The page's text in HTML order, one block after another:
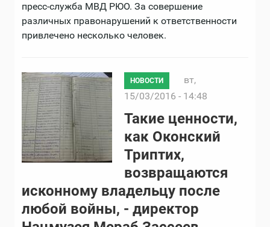
пресс-служба МВД РЮО. За совершение
различных правонарушений к ответственности
привлечено несколько человек.
НОВОСТИ
вт,
15/03/2016 - 14:48
Такие ценности,
как Оконский
Триптих,
возвращаются
исконному владельцу после
любой войны, - директор